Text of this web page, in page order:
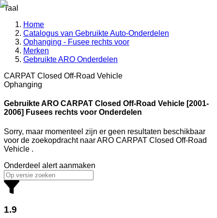
Taal
Home
Catalogus van Gebruikte Auto-Onderdelen
Ophanging - Fusee rechts voor
Merken
Gebruikte ARO Onderdelen
CARPAT Closed Off-Road Vehicle
Ophanging
Gebruikte ARO CARPAT Closed Off-Road Vehicle [2001-
2006] Fusees rechts voor Onderdelen
Sorry, maar momenteel zijn er geen resultaten beschikbaar
voor de zoekopdracht naarARO CARPAT Closed Off-Road
Vehicle .
Onderdeel alert aanmaken
1.9